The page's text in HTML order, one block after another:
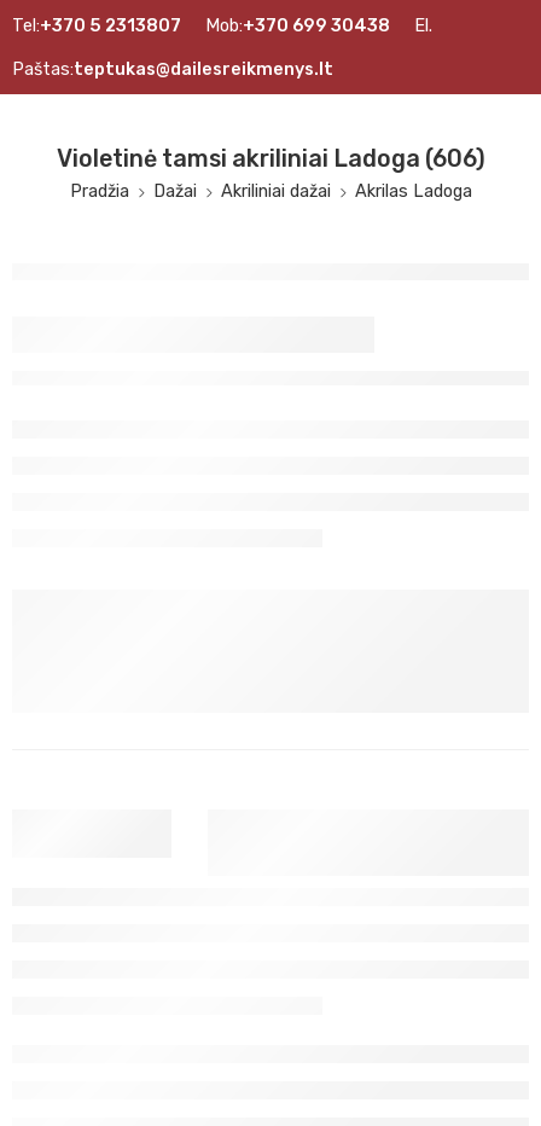
Tel:+370 5 2313807 Mob:+370 699 30438 El.
Paštas:teptukas@dailesreikmenys.lt
Violetinė tamsi akriliniai Ladoga (606)
Pradžia Dažai Akriliniai dažai Akrilas Ladoga